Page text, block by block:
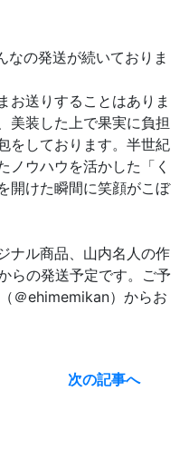
なの発送が続いておりま
お送りすることはありま
美装した上で果実に負担
をしております。半世紀
ノウハウを活かした「く
開けた瞬間に笑顔がこぼ
ナル商品、山内名人の作
らの発送予定です。ご予
＠ehimemikan）からお
次の記事へ